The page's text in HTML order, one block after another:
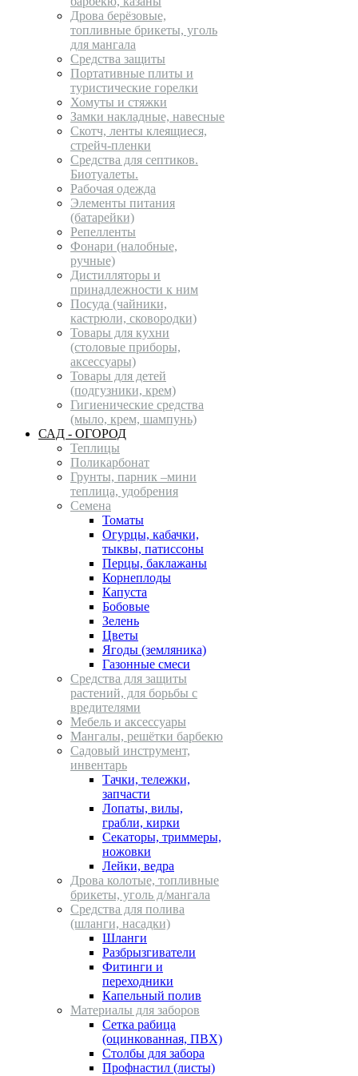
Дрова берёзовые,
топливные брикеты, уголь
для мангала
Средства защиты
Портативные плиты и
туристические горелки
Хомуты и стяжки
Замки накладные, навесные
Скотч, ленты клеящиеся,
стрейч-пленки
Средства для септиков.
Биотуалеты.
Рабочая одежда
Элементы питания
(батарейки)
Репелленты
Фонари (налобные,
ручные)
Дистилляторы и
принадлежности к ним
Посуда (чайники,
кастрюли, сковородки)
Товары для кухни
(столовые приборы,
аксессуары)
Товары для детей
(подгузники, крем)
Гигиенические средства
(мыло, крем, шампунь)
САД - ОГОРОД
Теплицы
Поликарбонат
Грунты, парник –мини
теплица, удобрения
Семена
Томаты
Огурцы, кабачки,
тыквы, патиссоны
Перцы, баклажаны
Корнеплоды
Капуста
Бобовые
Зелень
Цветы
Ягоды (земляника)
Газонные смеси
Средства для защиты
растений, для борьбы с
вредителями
Мебель и аксессуары
Мангалы, решётки барбекю
Садовый инструмент,
инвентарь
Тачки, тележки,
запчасти
Лопаты, вилы,
грабли, кирки
Секаторы, триммеры,
ножовки
Лейки, ведра
Дрова колотые, топливные
брикеты, уголь д/мангала
Средства для полива
(шланги, насадки)
Шланги
Разбрызгиватели
Фитинги и
переходники
Капельный полив
Материалы для заборов
Сетка рабица
(оцинкованная, ПВХ)
Столбы для забора
Профнастил (листы)